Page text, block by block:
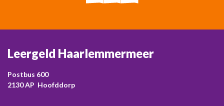
Leergeld Haarlemmermeer
Postbus 600
2130 AP Hoofddorp